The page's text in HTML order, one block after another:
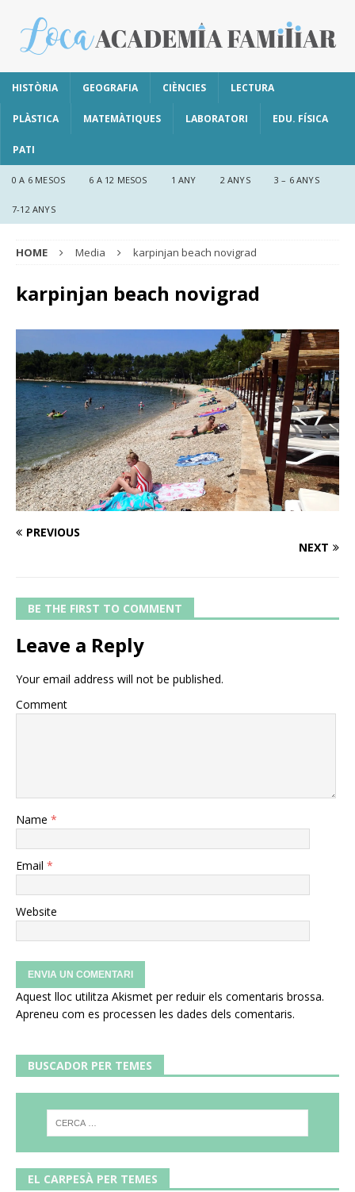
HISTÒRIA GEOGRAFIA CIÈNCIES LECTURA
PLÀSTICA MATEMÀTIQUES LABORATORI EDU. FÍSICA
PATI
0 A 6 MESOS 6 A 12 MESOS 1 ANY 2 ANYS 3 – 6 ANYS
7-12 ANYS
HOME Media karpinjan beach novigrad
karpinjan beach novigrad
PREVIOUS
NEXT
BE THE FIRST TO COMMENT
Leave a Reply
Your email address will not be published.
Comment
Name *
Email *
Website
Aquest lloc utilitza Akismet per reduir els comentaris brossa.
Apreneu com es processen les dades dels comentaris.
BUSCADOR PER TEMES
EL CARPESÀ PER TEMES